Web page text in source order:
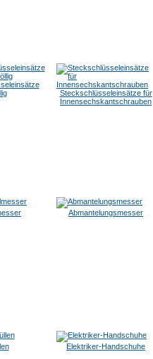
Steckschlüsseleinsätze für
Innensechskantschrauben
Abmantelungsmesser
Elektriker-Handschuhe